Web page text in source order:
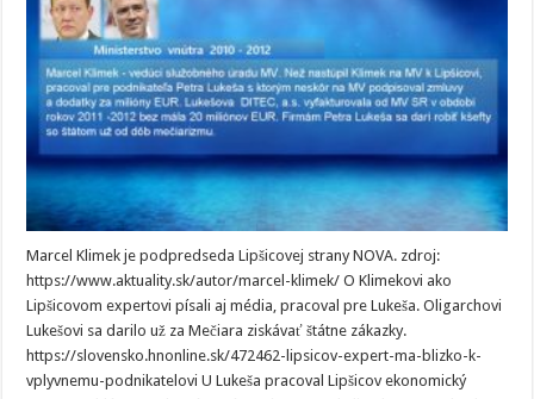
Marcel Klimek je podpredseda Lipšicovej strany NOVA. zdroj:
https://www.aktuality.sk/autor/marcel-klimek/ O Klimekovi ako
Lipšicovom expertovi písali aj média, pracoval pre Lukeša. Oligarchovi
Lukešovi sa darilo už za Mečiara ziskávať štátne zákazky.
https://slovensko.hnonline.sk/472462-lipsicov-expert-ma-blizko-k-
vplyvnemu-podnikatelovi U Lukeša pracoval Lipšicov ekonomický